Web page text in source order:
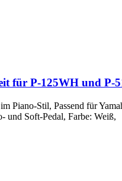
für P-125WH und P-
im Piano-Stil, Passend für
und Soft-Pedal, Farbe: Weiß,